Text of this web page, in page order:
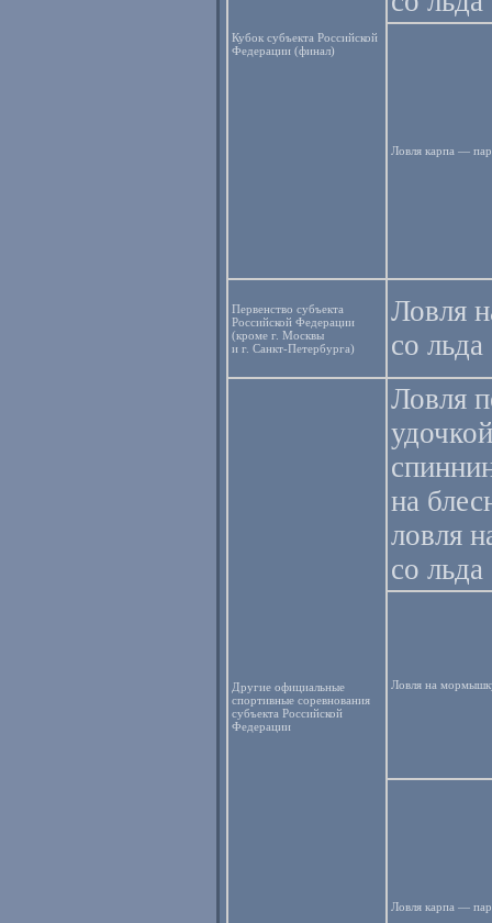
Кубок субъекта Российской
Федерации (финал)
Ловля карпа —
Первенство субъекта
Российской Федерации
(кроме г. Москвы
и г. Санкт-Петербурга)
Ловля
со льда
Другие официальные
спортивные соревнования
субъекта Российской
Федерации
Ловля
на
ловля
со льда
Ловля на
Ловля карпа —